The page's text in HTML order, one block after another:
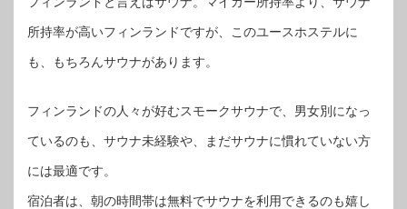
所持率が高いフィンランドですが、このユースホステルに
も、もちろんサウナがあります。
フィンランドの人々が好むスモークサウナで、男女別になっ
ているのも、サウナ未経験や、まだサウナに慣れていない方
には最適です。
宿泊者は、朝の時間帯は無料でサウナを利用できるのも嬉し